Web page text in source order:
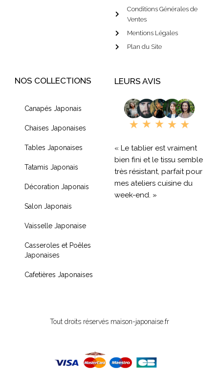
Conditions Générales de
Ventes
Mentions Légales
Plan du Site
NOS COLLECTIONS
Canapés Japonais
Chaises Japonaises
Tables Japonaises
Tatamis Japonais
Décoration Japonais
Salon Japonais
Vaisselle Japonaise
Casseroles et Poêles
Japonaises
Cafetières Japonaises
LEURS AVIS
« Le tablier est vraiment
bien fini et le tissu semble
très résistant, parfait pour
mes ateliers cuisine du
week-end. »
Tout droits réservés maison-japonaise.fr